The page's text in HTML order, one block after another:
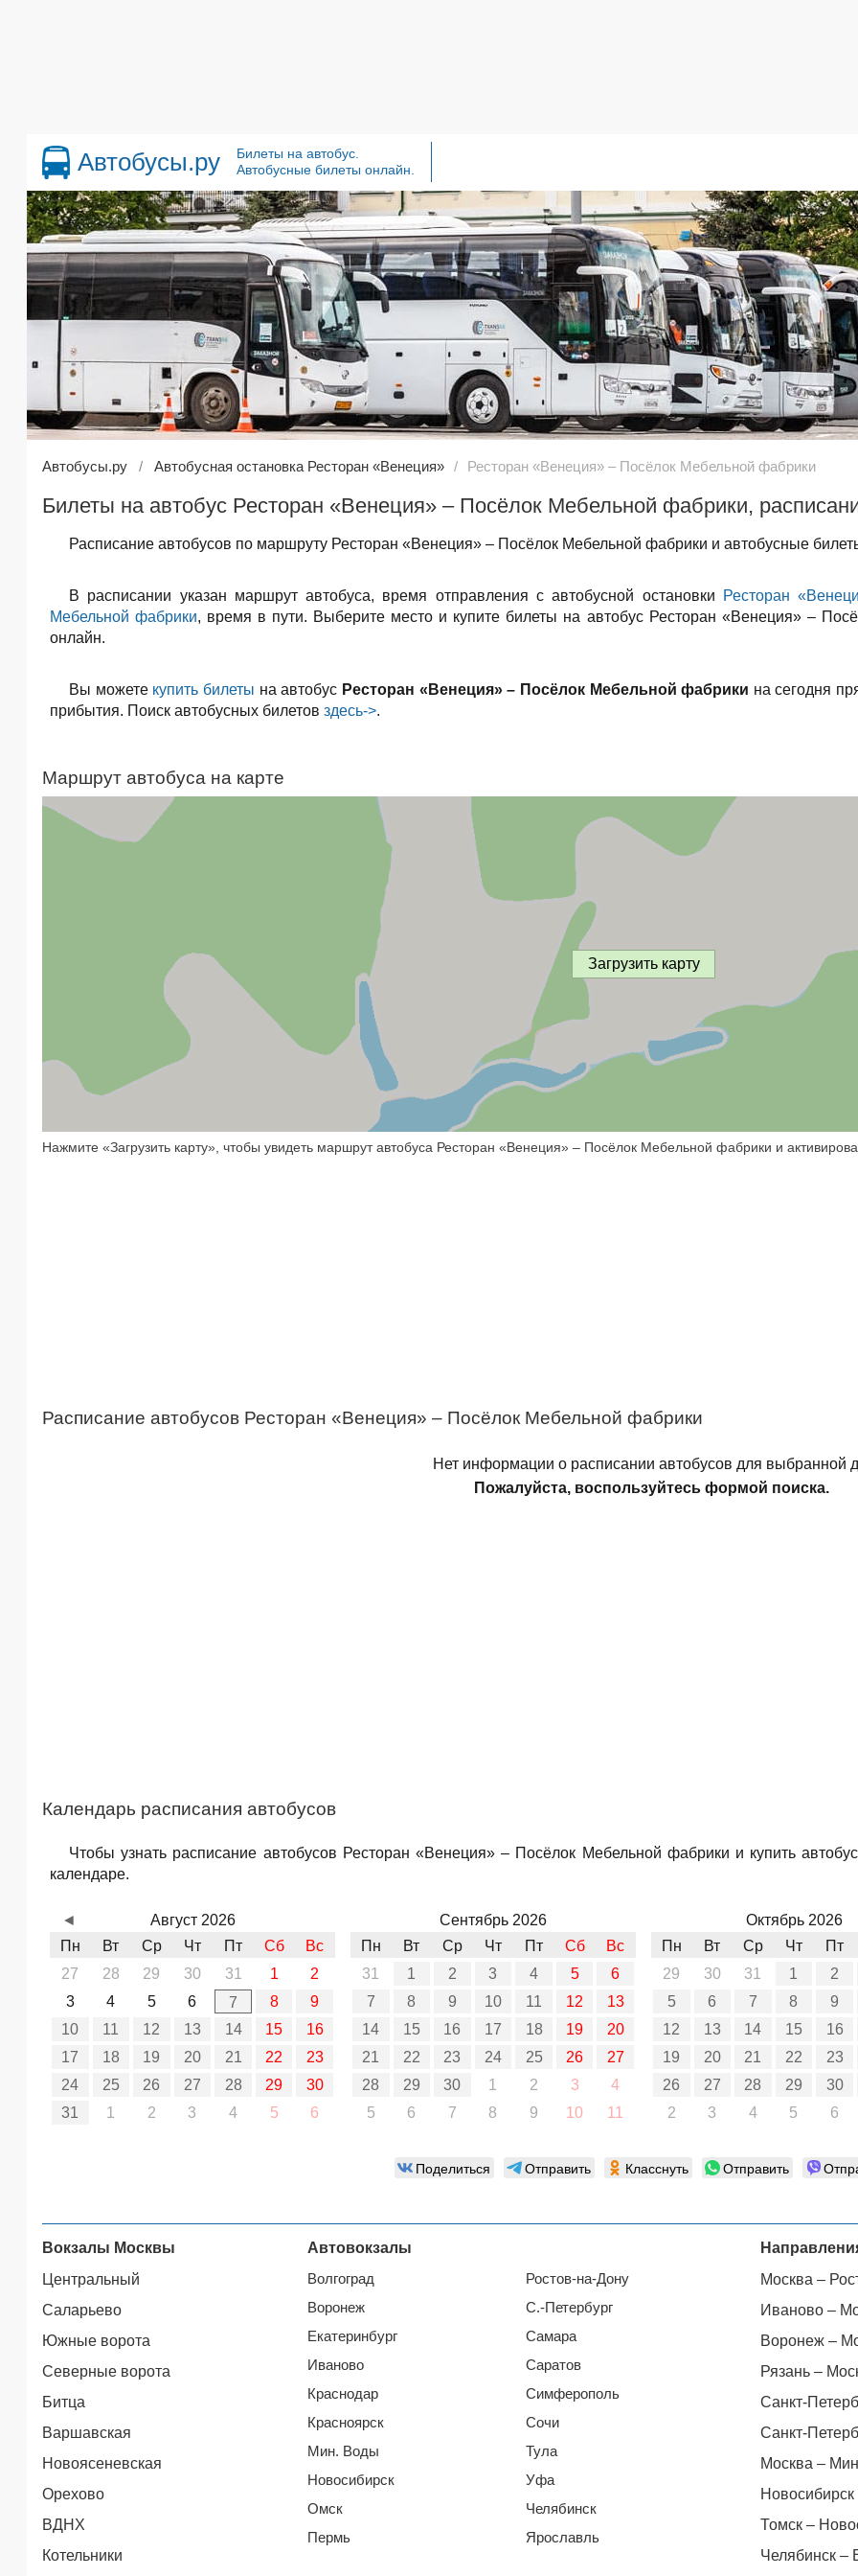
Автобусы.ру
Билеты на автобус.
Автобусные билеты онлайн.
Автобусы.ру Автобусная остановка Ресторан «Венеция» Ресторан «Венеция» – Посёлок Мебельной фабрики
Билеты на автобус Ресторан «Венеция» – Посёлок Мебельной фабрики,
Расписание автобусов по маршруту Ресторан «Венеция» – Посёлок Мебельной фабрики и автобусные
В расписании указан маршрут автобуса, время отправления с автобусной остановки
Ресторан
Мебельной фабрики, время в пути. Выберите место и купите билеты на автобус Ресторан «Венеция» –
онлайн.
Вы можете купить билеты на автобус Ресторан «Венеция» – Посёлок Мебельной фабрики на сегодня
прибытия. Поиск автобусных билетов здесь->.
Маршрут автобуса на карте
Загрузить карту
Нажмите «Загрузить карту», чтобы увидеть маршрут автобуса Ресторан «Венеция» – Посёлок Мебельной фабрики и
Расписание автобусов Ресторан «Венеция» – Посёлок Мебельной фабрики
Нет информации о расписании автобусов для выбранной
Пожалуйста, воспользуйтесь формой поиска.
Календарь расписания автобусов
Чтобы узнать расписание автобусов Ресторан «Венеция» – Посёлок Мебельной фабрики и купить
календаре.
Август 2026
Пн
Вт Ср Чт Пт Сб
Вс
27
28 29 30 31 1
2
3
4 5 6 7 8
9
10
11 12 13 14 15
16
17
18 19 20 21 22
23
24
25 26 27 28 29
30
31
1 2 3 4 5 6
Сентябрь 2026
Пн
Вт Ср Чт Пт Сб
Вс
31
1 2 3 4 5
6
7
8 9 10 11 12
13
14
15 16 17 18 19
20
21
22 23 24 25 26
27
28
29 30 1 2 3
4
5
6 7 8 9 10 11
Октябрь 2026
Пн
Вт Ср Чт
Пт
29
30 31 1
2
5
6 7 8
9
12
13 14 15
16
19
20 21 22
23
26
27 28 29
30
2
3 4 5 6
◄
Поделиться Отправить Класснуть Отправить
Вокзалы Москвы
Центральный
Саларьево
Южные ворота
Северные ворота
Битца
Варшавская
Новоясеневская
Орехово
ВДНХ
Котельники
Автовокзалы
Волгоград
Воронеж
Екатеринбург
Иваново
Краснодар
Красноярск
Мин. Воды
Новосибирск
Омск
Пермь
Ростов-на-Дону
С.-Петербург
Самара
Саратов
Симферополь
Сочи
Тула
Уфа
Челябинск
Ярославль
Москва –
Иваново –
Воронеж –
Рязань –
Санкт-
Санкт-
Москва –
Томск –
Челябинск –